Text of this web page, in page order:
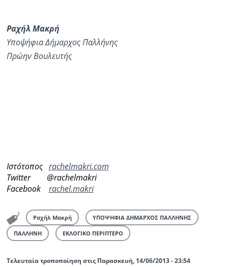
Ραχήλ Μακρή
Υποψήφια Δήμαρχος Παλλήνης
Πρώην Βουλευτής
Ιστότοπος rachelmakri.com
Twitter @rachelmakri
Facebook rachel.makri
Ραχήλ Μακρή ΥΠΟΨΗΦΙΑ ΔΗΜΑΡΧΟΣ ΠΑΛΛΗΝΗΣ
ΠΑΛΛΗΝΗ ΕΚΛΟΓΙΚΟ ΠΕΡΙΠΤΕΡΟ
Τελευταία τροποποίηση στις Παρασκευή, 14/06/2013 - 23:54